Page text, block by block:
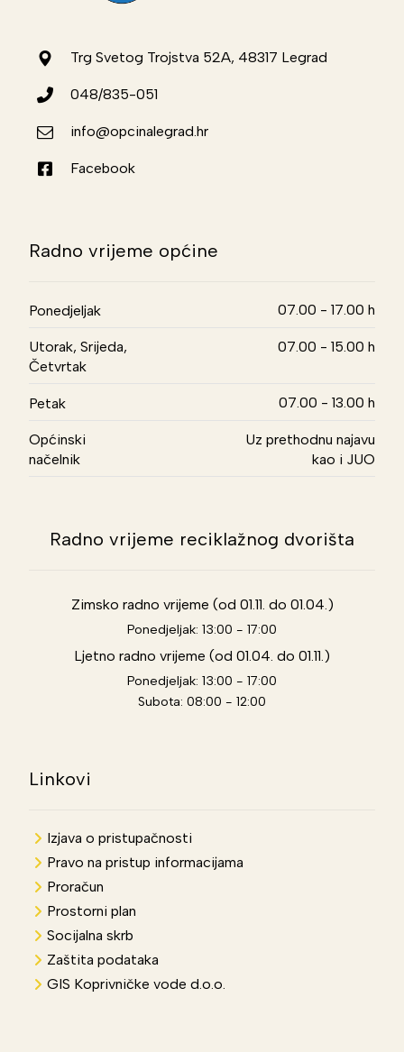
Trg Svetog Trojstva 52A, 48317 Legrad
048/835-051
info@opcinalegrad.hr
Facebook
Radno vrijeme općine
Ponedjeljak 07.00 - 17.00 h
Utorak, Srijeda,
Četvrtak
07.00 - 15.00 h
Petak 07.00 - 13.00 h
Općinski
načelnik
Uz prethodnu najavu
kao i JUO
Radno vrijeme reciklažnog dvorišta
Zimsko radno vrijeme (od 01.11. do 01.04.)
Ponedjeljak: 13:00 - 17:00
Ljetno radno vrijeme (od 01.04. do 01.11.)
Ponedjeljak: 13:00 - 17:00
Subota: 08:00 - 12:00
Linkovi
Izjava o pristupačnosti
Pravo na pristup informacijama
Proračun
Prostorni plan
Socijalna skrb
Zaštita podataka
GIS Koprivničke vode d.o.o.